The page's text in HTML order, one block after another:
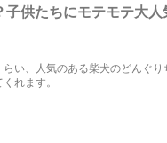
子供たちにモテモテ大
い、人気のある柴犬のどんぐ
れます。